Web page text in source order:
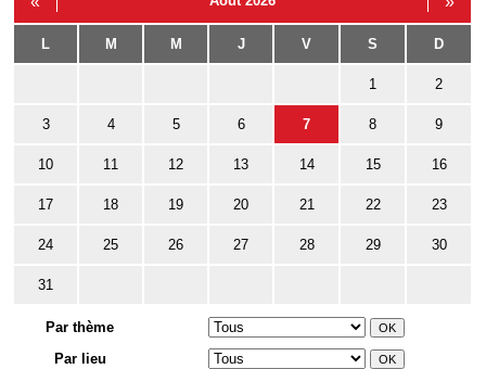
L M M J V S D
1 2
3 4 5 6 7 8 9
10 11 12 13 14 15 16
17 18 19 20 21 22 23
24 25 26 27 28 29 30
31
Par thème
Par lieu